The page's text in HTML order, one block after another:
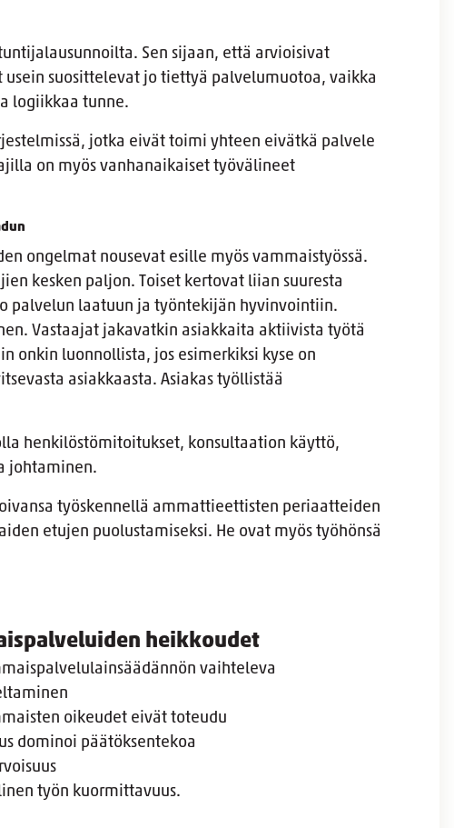
Sen sijaan, että arvioisivat
suosittelevat jo tiettyä palvelumuotoa, vaikka
logiikkaa tunne.
jotka eivät toimi yhteen eivätkä palvele
on myös vanhanaikaiset työvälineet
ongelmat nousevat esille myös vammaistyössä.
kesken paljon. Toiset kertovat liian suuresta
palvelun laatuun ja työntekijän hyvinvointiin.
Vastaajat jakavatkin asiakkaita aktiivista työtä
onkin luonnollista, jos esimerkiksi kyse on
asiakkaasta. Asiakas työllistää
henkilöstömitoitukset, konsultaation käyttö,
johtaminen.
työskennellä ammattieettisten periaatteiden
etujen puolustamiseksi. He ovat myös työhönsä
heikkoudet
vaihteleva
oikeudet eivät toteudu
dominoi päätöksentekoa
työn kuormittavuus.